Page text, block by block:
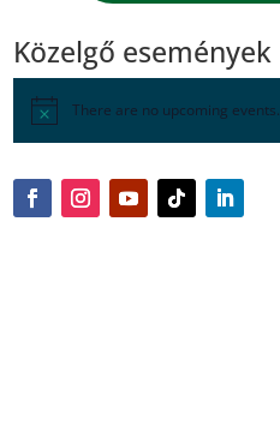
Közelgő események
There are no upcoming events.